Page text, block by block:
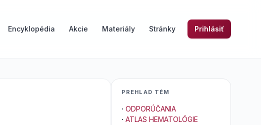
Encyklopédia Akcie Materiály Stránky Prihlásiť
PREHLAD TÉM
· ODPORÚČANIA
· ATLAS HEMATOLÓGIE